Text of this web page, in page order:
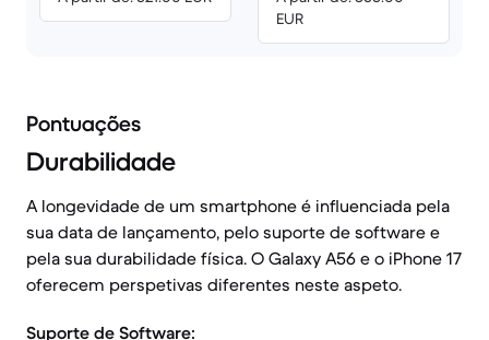
EUR
Pontuações
Durabilidade
A longevidade de um smartphone é influenciada pela
sua data de lançamento, pelo suporte de software e
pela sua durabilidade física. O Galaxy A56 e o iPhone 17
oferecem perspetivas diferentes neste aspeto.
Suporte de Software: